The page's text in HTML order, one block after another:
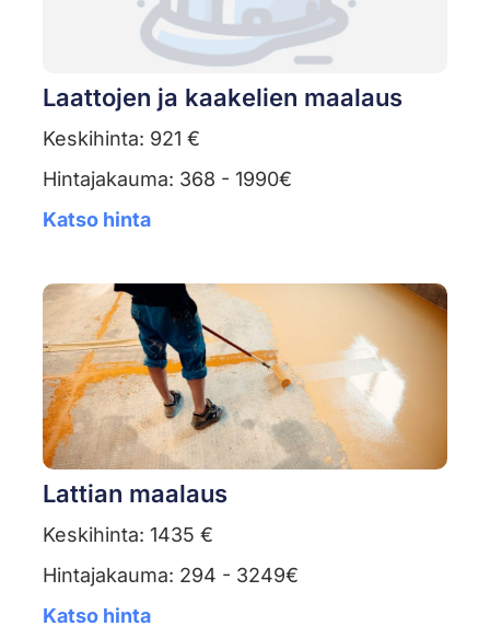
Laattojen ja kaakelien maalaus
Keskihinta: 921 €
Hintajakauma: 368 - 1990€
Katso hinta
Lattian maalaus
Keskihinta: 1435 €
Hintajakauma: 294 - 3249€
Katso hinta